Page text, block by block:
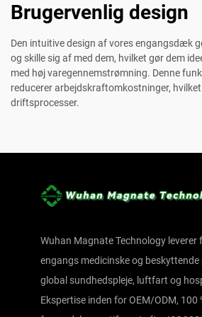
Brugervenlig design
Den intuitive design af vores engangsdæk
og skille sig af med dem, hvilket gør dem
med høj varegennemstrømning. Denne
reducerer arbejdskraftomkostninger,
driftsprocesser.
Wuhan Magnate Technology leverer
engangs medicinske og beskyttende
global sundhedspleje, luftfart og
Ekspertise inden for OEM/ODM, 100